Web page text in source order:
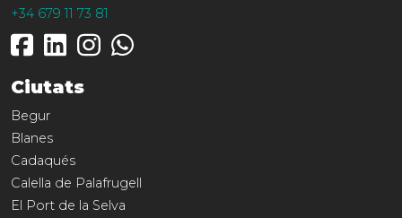
+34 679 11 73 81
Ciutats
Begur
Blanes
Cadaqués
Calella de Palafrugell
El Port de la Selva